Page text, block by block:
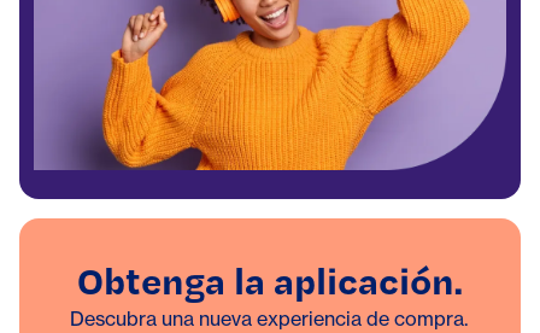
Obtenga la aplicación.
Descubra una nueva experiencia de compra.